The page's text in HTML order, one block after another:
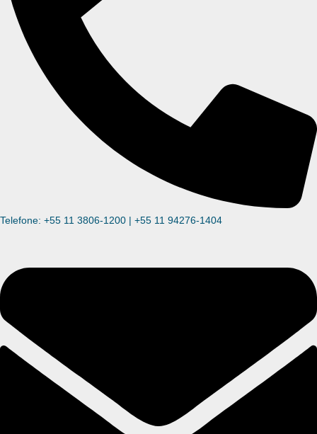
Telefone: +55 11 3806-1200 | +55 11 94276-1404